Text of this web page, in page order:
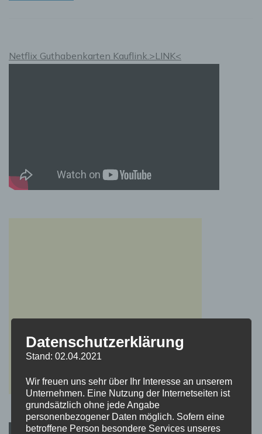
Netflix Guthabenkarten Kauflink.>LINK<
Datenschutzerklärung
Stand: 02.04.2021
Wir freuen uns sehr über Ihr Interesse an unserem
Unternehmen. Eine Nutzung der Internetseiten ist
grundsätzlich ohne jede Angabe
personenbezogener Daten möglich. Sofern eine
betroffene Person besondere Services unseres